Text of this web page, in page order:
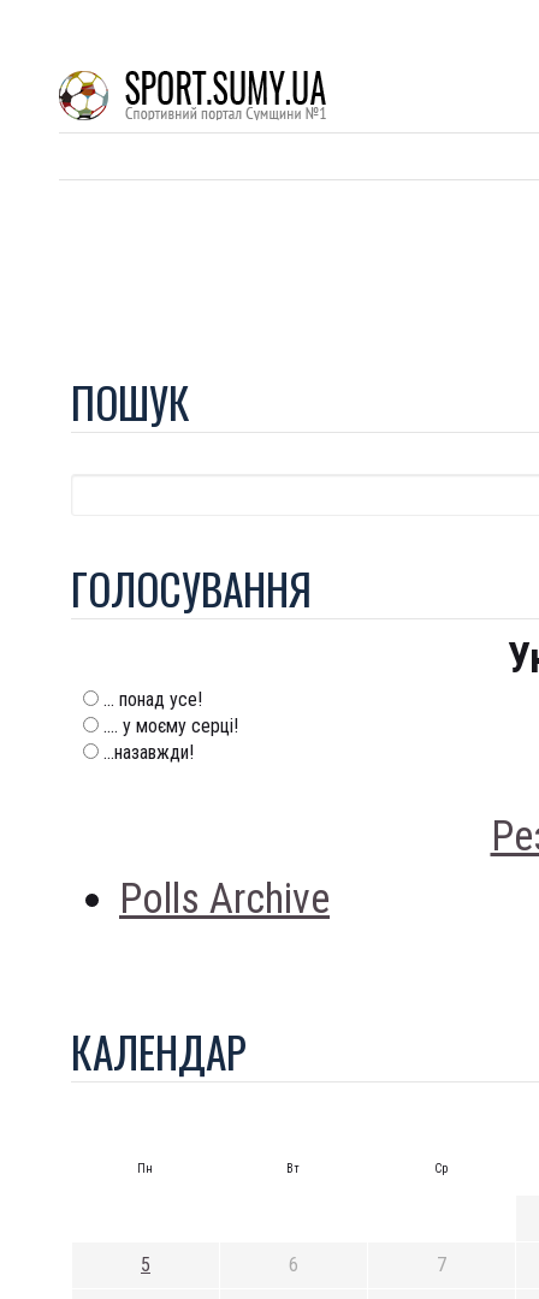
ПОШУК
ГОЛОСУВАННЯ
... понад усе!
.... у моєму серці!
...назавжди!
Polls Archive
КАЛЕНДАР
Пн Вт Ср
5 6 7